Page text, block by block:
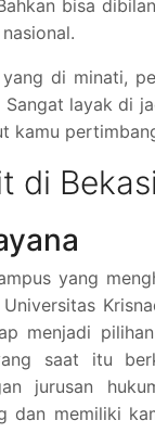
bisa
di minati,
layak di
kamu
di Bekasi
yang
menjadi
saat itu
jurusan
dan memiliki